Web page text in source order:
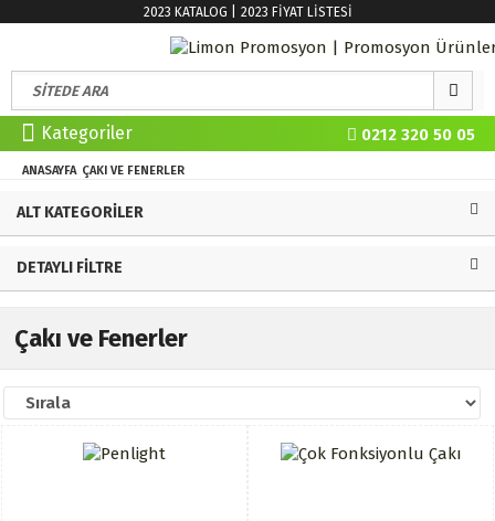
2023 KATALOG | 2023 FİYAT LİSTESİ
Kategoriler 0212 320 50 05
ANASAYFA ÇAKI VE FENERLER
ALT KATEGORILER
DETAYLI FILTRE
Çakı ve Fenerler